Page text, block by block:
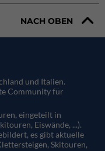
NACH OBEN
und Italien.
Community für
eingeteilt in
Eiswände, ...).
es gibt aktuelle
Skitouren,